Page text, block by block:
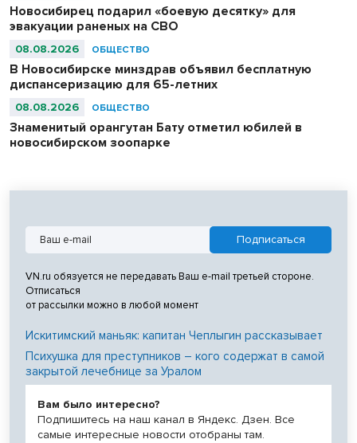
Новосибирец подарил «боевую десятку» для
эвакуации раненых на СВО
08.08.2026 ОБЩЕСТВО
В Новосибирске минздрав объявил бесплатную
диспансеризацию для 65-летних
08.08.2026 ОБЩЕСТВО
Знаменитый орангутан Бату отметил юбилей в
новосибирском зоопарке
VN.ru обязуется не передавать Ваш e-mail третьей стороне.
Отписаться
от рассылки можно в любой момент
Искитимский маньяк: капитан Чеплыгин рассказывает
Психушка для преступников – кого содержат в самой
закрытой лечебнице за Уралом
Вам было интересно?
Подпишитесь на наш канал в Яндекс. Дзен. Все
самые интересные новости отобраны там.